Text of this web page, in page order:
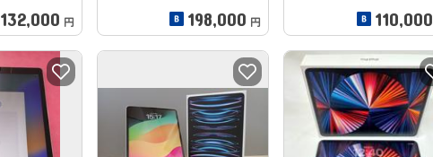
132,000 円 198,000 円 110,000